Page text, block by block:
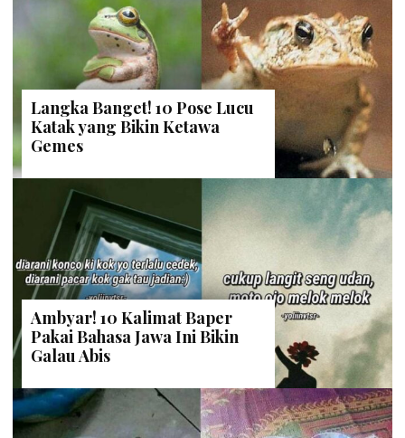
Langka Banget! 10 Pose Lucu
Katak yang Bikin Ketawa
Gemes
Ambyar! 10 Kalimat Baper
Pakai Bahasa Jawa Ini Bikin
Galau Abis